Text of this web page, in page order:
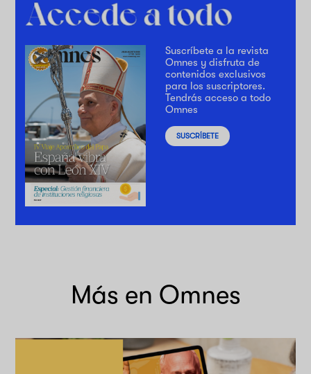
Suscríbete a la revista
Omnes y disfruta de
contenidos exclusivos
para los suscriptores.
Tendrás acceso a todo
Omnes
SUSCRÍBETE
Más en Omnes